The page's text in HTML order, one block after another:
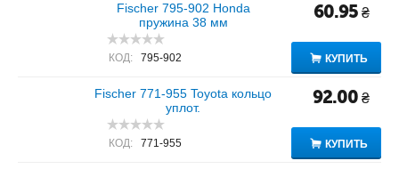
Fischer 795-902 Honda
пружина 38 мм
КОД: 795-902
60.95 ₴
КУПИТЬ
Fischer 771-955 Toyota кольцо
уплот.
КОД: 771-955
92.00 ₴
КУПИТЬ